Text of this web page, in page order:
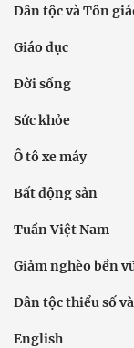
Dân tộc và Tôn
Giáo dục
Đời sống
Sức khỏe
Ô tô xe máy
Bất động sản
Tuần Việt Nam
Giảm nghèo bền
Dân tộc thiểu số
English